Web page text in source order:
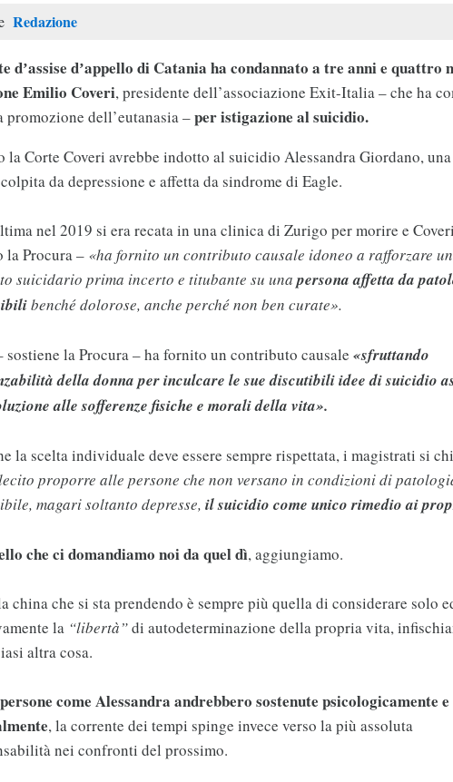
Redazione
dʼassise dʼappello di Catania ha condannato a tre anni e quattro
Emilio Coveri, presidente dell’associazione Exit-Italia – che ha
promozione dell’eutanasia –per istigazione al suicidio.
la Corte Coveri avrebbe indotto al suicidio Alessandra Giordano,
da depressione e affetta da sindrome di Eagle.
nel 2019 si era recata in una clinica di Zurigo per morire e
la Procura – «ha fornito un contributo causale idoneo a rafforzare un
suicidario prima incerto e titubante su unapersona affetta da
benché dolorose, anche perché non ben curate».
sostiene la Procura – ha fornito un contributo causale «sfruttando
della donna per inculcare le sue discutibili idee di suicidio
alle sofferenze fisiche e morali della vita».
la scelta individuale deve essere sempre rispettata, i magistrati si
proporre alle persone che non versano in condizioni di
magari soltanto depresse, il suicidio come unico rimedio ai
che ci domandiamo noi da quel dì, aggiungiamo.
china che si sta prendendo è sempre più quella di considerare solo
la “libertà”di autodeterminazione della propria vita,
altra cosa.
persone come Alessandra andrebbero sostenute psicologicamente e
, la corrente dei tempi spinge invece verso la più assoluta
nei confronti del prossimo.